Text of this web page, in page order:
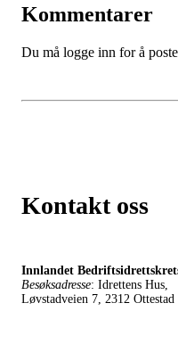
Kommentarer
Du må logge inn for å
Kontakt oss
Innlandet
Besøksadresse: Idrettens Hus,
Løvstadveien 7, 2312 Ottestad